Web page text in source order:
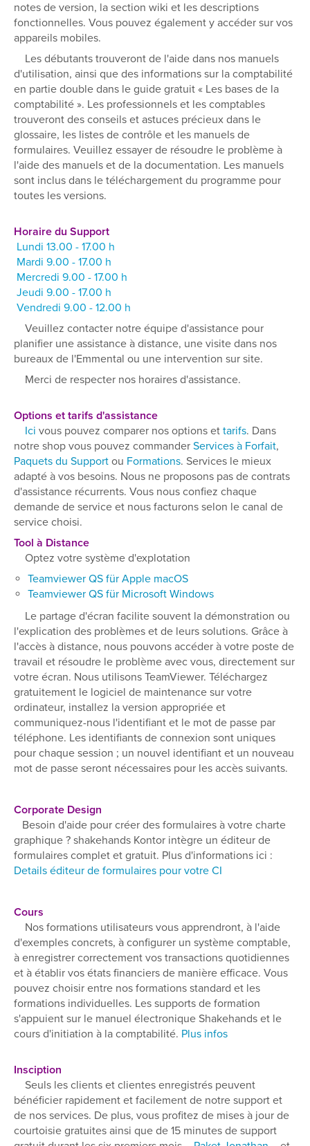
notes de version, la section wiki et les descriptions
fonctionnelles. Vous pouvez également y accéder sur vos
appareils mobiles.
Les débutants trouveront de l'aide dans nos manuels
d'utilisation, ainsi que des informations sur la comptabilité
en partie double dans le guide gratuit « Les bases de la
comptabilité ». Les professionnels et les comptables
trouveront des conseils et astuces précieux dans le
glossaire, les listes de contrôle et les manuels de
formulaires. Veuillez essayer de résoudre le problème à
l'aide des manuels et de la documentation. Les manuels
sont inclus dans le téléchargement du programme pour
toutes les versions.
Horaire du Support
Lundi 13.00 - 17.00 h
Mardi 9.00 - 17.00 h
Mercredi 9.00 - 17.00 h
Jeudi 9.00 - 17.00 h
Vendredi 9.00 - 12.00 h
Veuillez contacter notre équipe d'assistance pour
planifier une assistance à distance, une visite dans nos
bureaux de l'Emmental ou une intervention sur site.
Merci de respecter nos horaires d'assistance.
Options et tarifs d'assistance
Ici vous pouvez comparer nos options et tarifs. Dans
notre shop vous pouvez commander Services à Forfait,
Paquets du Support ou Formations. Services le mieux
adapté à vos besoins. Nous ne proposons pas de contrats
d'assistance récurrents. Vous nous confiez chaque
demande de service et nous facturons selon le canal de
service choisi.
Tool à Distance
Optez votre système d'explotation
Teamviewer QS für Apple macOS
Teamviewer QS für Microsoft Windows
Le partage d'écran facilite souvent la démonstration ou
l'explication des problèmes et de leurs solutions. Grâce à
l'accès à distance, nous pouvons accéder à votre poste de
travail et résoudre le problème avec vous, directement sur
votre écran. Nous utilisons TeamViewer. Téléchargez
gratuitement le logiciel de maintenance sur votre
ordinateur, installez la version appropriée et
communiquez-nous l'identifiant et le mot de passe par
téléphone. Les identifiants de connexion sont uniques
pour chaque session ; un nouvel identifiant et un nouveau
mot de passe seront nécessaires pour les accès suivants.
Corporate Design
Besoin d'aide pour créer des formulaires à votre charte
graphique ? shakehands Kontor intègre un éditeur de
formulaires complet et gratuit. Plus d'informations ici :
Details éditeur de formulaires pour votre CI
Cours
Nos formations utilisateurs vous apprendront, à l'aide
d'exemples concrets, à configurer un système comptable,
à enregistrer correctement vos transactions quotidiennes
et à établir vos états financiers de manière efficace. Vous
pouvez choisir entre nos formations standard et les
formations individuelles. Les supports de formation
s'appuient sur le manuel électronique Shakehands et le
cours d'initiation à la comptabilité. Plus infos
Insciption
Seuls les clients et clientes enregistrés peuvent
bénéficier rapidement et facilement de notre support et
de nos services. De plus, vous profitez de mises à jour de
courtoisie gratuites ainsi que de 15 minutes de support